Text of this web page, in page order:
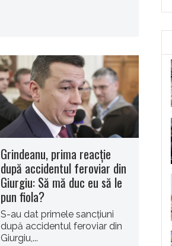
Grindeanu, prima reacție
după accidentul feroviar din
Giurgiu: Să mă duc eu să le
pun fiola?
S-au dat primele sancțiuni
după accidentul feroviar din
Giurgiu,...